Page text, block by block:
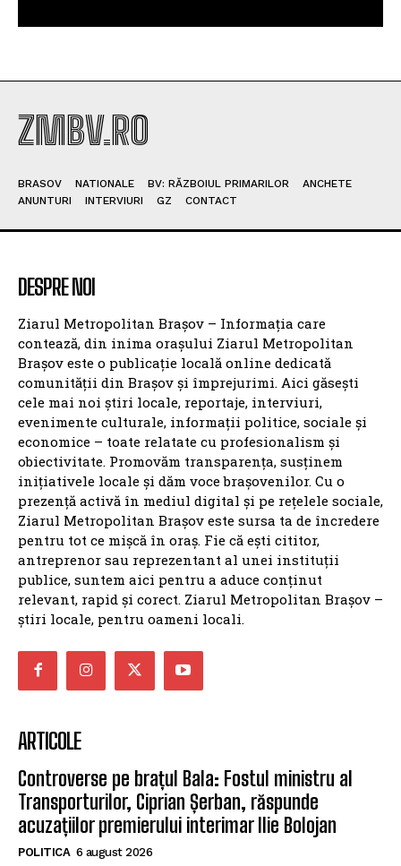
ZMBV.RO
BRASOV NATIONALE BV: RĂZBOIUL PRIMARILOR
ANCHETE
ANUNTURI
INTERVIURI GZ CONTACT
DESPRE NOI
Ziarul Metropolitan Brașov – Informația care
contează, din inima orașului Ziarul Metropolitan
Brașov este o publicație locală online dedicată
comunității din Brașov și împrejurimi. Aici găsești
cele mai noi știri locale, reportaje, interviuri,
evenimente culturale, informații politice, sociale și
economice – toate relatate cu profesionalism și
obiectivitate. Promovăm transparența, susținem
inițiativele locale și dăm voce brașovenilor. Cu o
prezență activă în mediul digital și pe rețelele sociale,
Ziarul Metropolitan Brașov este sursa ta de încredere
pentru tot ce mișcă în oraș. Fie că ești cititor,
antreprenor sau reprezentant al unei instituții
publice, suntem aici pentru a aduce conținut
relevant, rapid și corect. Ziarul Metropolitan Brașov –
știri locale, pentru oameni locali.
ARTICOLE
Controverse pe brațul Bala: Fostul ministru al
Transporturilor, Ciprian Șerban, răspunde
acuzațiilor premierului interimar Ilie Bolojan
POLITICA 6 august 2026